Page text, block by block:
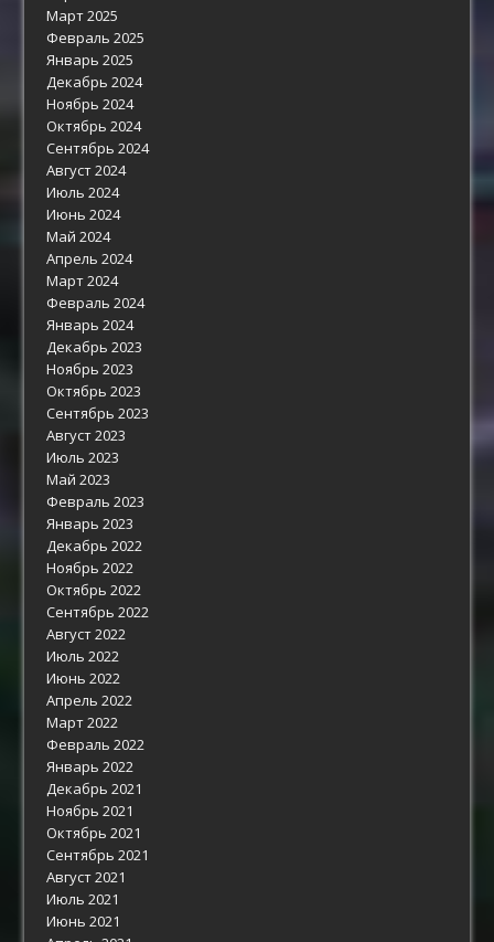
Март 2025
Февраль 2025
Январь 2025
Декабрь 2024
Ноябрь 2024
Октябрь 2024
Сентябрь 2024
Август 2024
Июль 2024
Июнь 2024
Май 2024
Апрель 2024
Март 2024
Февраль 2024
Январь 2024
Декабрь 2023
Ноябрь 2023
Октябрь 2023
Сентябрь 2023
Август 2023
Июль 2023
Май 2023
Февраль 2023
Январь 2023
Декабрь 2022
Ноябрь 2022
Октябрь 2022
Сентябрь 2022
Август 2022
Июль 2022
Июнь 2022
Апрель 2022
Март 2022
Февраль 2022
Январь 2022
Декабрь 2021
Ноябрь 2021
Октябрь 2021
Сентябрь 2021
Август 2021
Июль 2021
Июнь 2021